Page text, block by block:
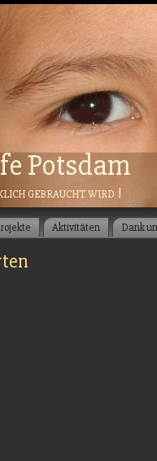
Potsdam
gebraucht wird !
Aktivitäten Dank